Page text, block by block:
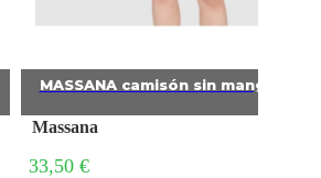
MASSANA camisón sin mangas
Massana
33,50 €